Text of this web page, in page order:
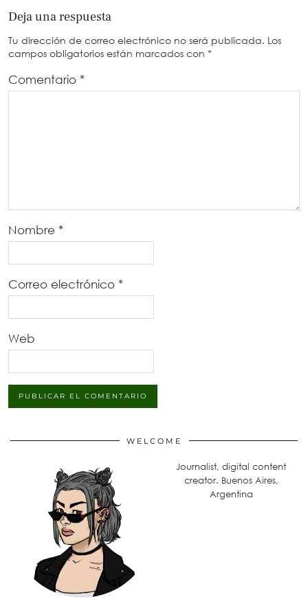
Deja una respuesta
Tu dirección de correo electrónico no será publicada. Los
campos obligatorios están marcados con *
Comentario *
Nombre *
Correo electrónico *
Web
WELCOME
Journalist, digital content
creator. Buenos Aires,
Argentina